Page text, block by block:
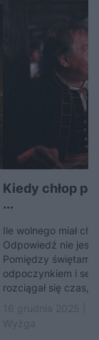
Kiedy chłop
...
Ile wolnego miał
Odpowiedź nie jest
Pomiędzy
odpoczynkiem i
rozciągał się czas,...